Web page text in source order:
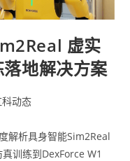
虚实
地解决方案
科动态
解析具身智能Sim2Real
训练到DexForce W1